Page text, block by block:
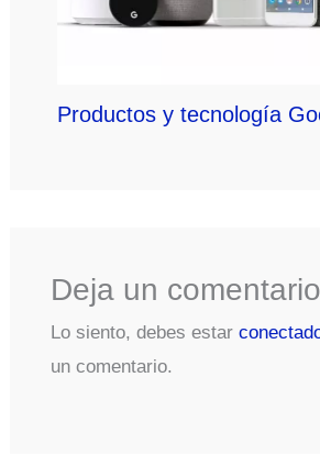
Productos y tecnología
Deja un comentario
Lo siento, debes estar
un comentario.